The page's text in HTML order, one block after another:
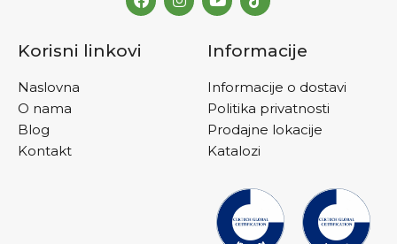
Korisni linkovi
Naslovna
O nama
Blog
Kontakt
Informacije
Informacije o dostavi
Politika privatnosti
Prodajne lokacije
Katalozi